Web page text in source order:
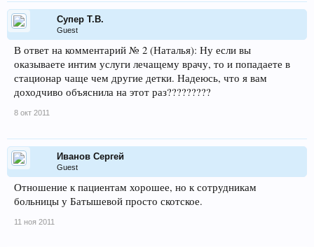
Супер Т.В.
Guest
В ответ на комментарий № 2 (Наталья): Ну если вы
оказываете интим услуги лечащему врачу, то и попадаете в
стационар чаще чем другие детки. Надеюсь, что я вам
доходчиво объяснила на этот раз?????????
8 окт 2011
Иванов Сергей
Guest
Отношение к пациентам хорошее, но к сотрудникам
больницы у Батышевой просто скотское.
11 ноя 2011